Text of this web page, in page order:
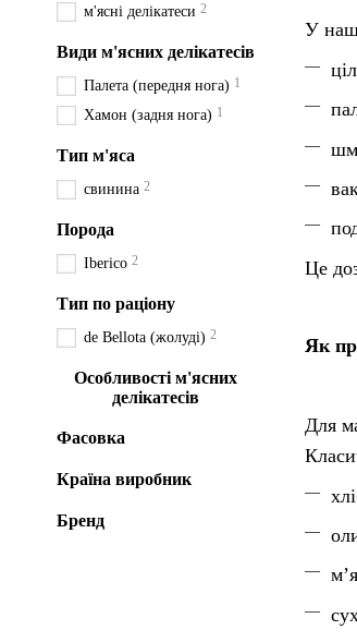
У
Це
Як
Для
м'ясні делікатеси 2
Види м'ясних делікатесів
Палета (передня нога) 1
Хамон (задня нога) 1
Тип м'яса
свинина 2
Порода
Iberico 2
Тип по раціону
de Bellota (жолуді) 2
Особливості м'ясних
делікатесів
Фасовка
Країна виробник
Бренд